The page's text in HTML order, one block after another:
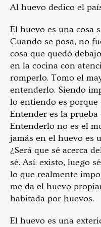
Al huevo dedico el
El huevo es una cosa
Cuando se posa, no
cosa que quedó
en la cocina con
romperlo. Tomo el
entenderlo. Siendo
lo entiendo es porque
Entender es la prueba
Entenderlo no es el
jamás en el huevo es
¿Será que sé acerca
sé. Así: existo, luego
lo que realmente
me da el huevo
habitada por huevos.
El huevo es una